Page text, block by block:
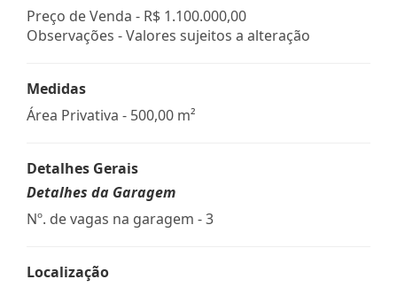
Preço de Venda - R$ 1.100.000,00
Observações - Valores sujeitos a alteração
Medidas
Área Privativa - 500,00 m²
Detalhes Gerais
Detalhes da Garagem
Nº. de vagas na garagem - 3
Localização